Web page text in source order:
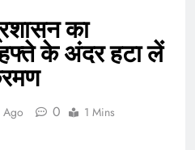
का
के अंदर हटा लें
Ago 0 1 Mins